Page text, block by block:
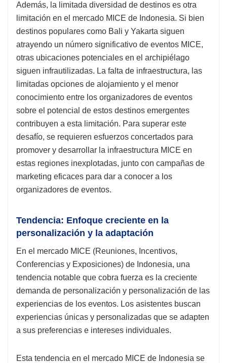
Además, la limitada diversidad de destinos es otra
limitación en el mercado MICE de Indonesia. Si bien
destinos populares como Bali y Yakarta siguen
atrayendo un número significativo de eventos MICE,
otras ubicaciones potenciales en el archipiélago
siguen infrautilizadas. La falta de infraestructura, las
limitadas opciones de alojamiento y el menor
conocimiento entre los organizadores de eventos
sobre el potencial de estos destinos emergentes
contribuyen a esta limitación. Para superar este
desafío, se requieren esfuerzos concertados para
promover y desarrollar la infraestructura MICE en
estas regiones inexplotadas, junto con campañas de
marketing eficaces para dar a conocer a los
organizadores de eventos.
Tendencia: Enfoque creciente en la
personalización y la adaptación
En el mercado MICE (Reuniones, Incentivos,
Conferencias y Exposiciones) de Indonesia, una
tendencia notable que cobra fuerza es la creciente
demanda de personalización y personalización de las
experiencias de los eventos. Los asistentes buscan
experiencias únicas y personalizadas que se adapten
a sus preferencias e intereses individuales.
Esta tendencia en el mercado MICE de Indonesia se